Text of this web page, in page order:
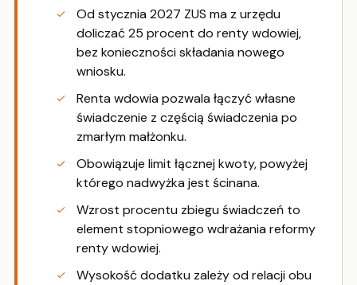
Od stycznia 2027 ZUS ma z urzędu
doliczać 25 procent do renty wdowiej,
bez konieczności składania nowego
wniosku.
Renta wdowia pozwala łączyć własne
świadczenie z częścią świadczenia po
zmarłym małżonku.
Obowiązuje limit łącznej kwoty, powyżej
którego nadwyżka jest ścinana.
Wzrost procentu zbiegu świadczeń to
element stopniowego wdrażania reformy
renty wdowiej.
Wysokość dodatku zależy od relacji obu